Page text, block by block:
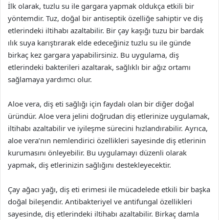
İlk olarak, tuzlu su ile gargara yapmak oldukça etkili bir
yöntemdir. Tuz, doğal bir antiseptik özelliğe sahiptir ve diş
etlerindeki iltihabı azaltabilir. Bir çay kaşığı tuzu bir bardak
ılık suya karıştırarak elde edeceğiniz tuzlu su ile günde
birkaç kez gargara yapabilirsiniz. Bu uygulama, diş
etlerindeki bakterileri azaltarak, sağlıklı bir ağız ortamı
sağlamaya yardımcı olur.
Aloe vera, diş eti sağlığı için faydalı olan bir diğer doğal
üründür. Aloe vera jelini doğrudan diş etlerinize uygulamak,
iltihabı azaltabilir ve iyileşme sürecini hızlandırabilir. Ayrıca,
aloe vera’nın nemlendirici özellikleri sayesinde diş etlerinin
kurumasını önleyebilir. Bu uygulamayı düzenli olarak
yapmak, diş etlerinizin sağlığını destekleyecektir.
Çay ağacı yağı, diş eti erimesi ile mücadelede etkili bir başka
doğal bileşendir. Antibakteriyel ve antifungal özellikleri
sayesinde, diş etlerindeki iltihabı azaltabilir. Birkaç damla